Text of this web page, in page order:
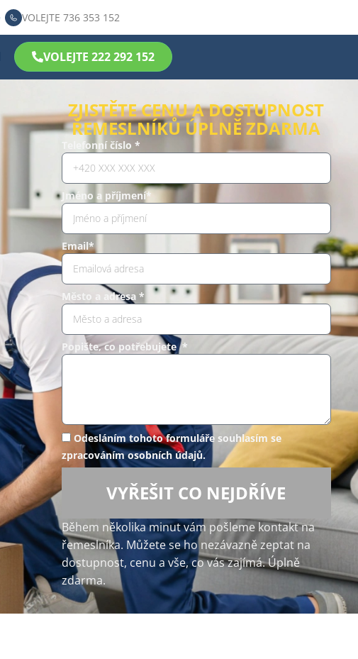
VOLEJTE 736 353 152
VOLEJTE 222 292 152
ZJISTĚTE CENU A DOSTUPNOST
ŘEMESLNÍKŮ ÚPLNĚ ZDARMA
Telefonní číslo *
Jméno a příjmení*
Email*
Město a adresa *
Popište, co potřebujete *
Odesláním tohoto formuláře souhlasím se
zpracováním osobních údajů.
VYŘEŠIT CO NEJDŘÍVE
Během několika minut vám pošleme kontakt na
řemeslníka. Můžete se ho nezávazně zeptat na
dostupnost, cenu a vše, co vás zajímá. Úplně
zdarma.